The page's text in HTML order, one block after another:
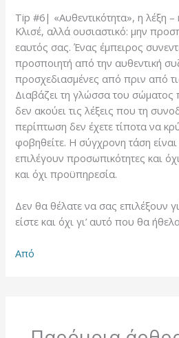
Tip #6| «Αυθεντικότητα», η λέξη –
Κλισέ, αλλά ουσιαστικό: μην
εαυτός σας. Ένας έμπειρος
προσποιητή από την αυθεντική
προσχεδιασμένες από πριν από
Διαβάζει τη γλώσσα του σώματος
δεν ακούει τις λέξεις που τη
περίπτωση δεν έχετε τίποτα να
φοβηθείτε. Η σύγχρονη τάση είναι
επιλέγουν προσωπικότητες και
και όχι προϋπηρεσία.
Δεν θα θέλατε να σας επιλέξουν
είστε και όχι γι’ αυτό που θα
Από